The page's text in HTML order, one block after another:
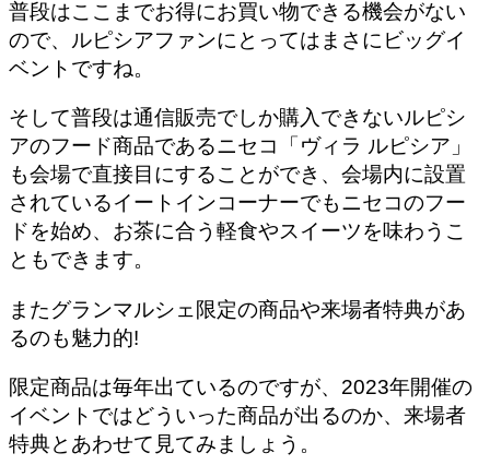
普段はここまでお得にお買い物できる機会がない
ので、ルピシアファンにとってはまさにビッグイ
ベントですね。
そして普段は通信販売でしか購入できないルピシ
アのフード商品であるニセコ「ヴィラ ルピシア」
も会場で直接目にすることができ、会場内に設置
されているイートインコーナーでもニセコのフー
ドを始め、お茶に合う軽食やスイーツを味わうこ
ともできます。
またグランマルシェ限定の商品や来場者特典があ
るのも魅力的!
限定商品は毎年出ているのですが、2023年開催の
イベントではどういった商品が出るのか、来場者
特典とあわせて見てみましょう。